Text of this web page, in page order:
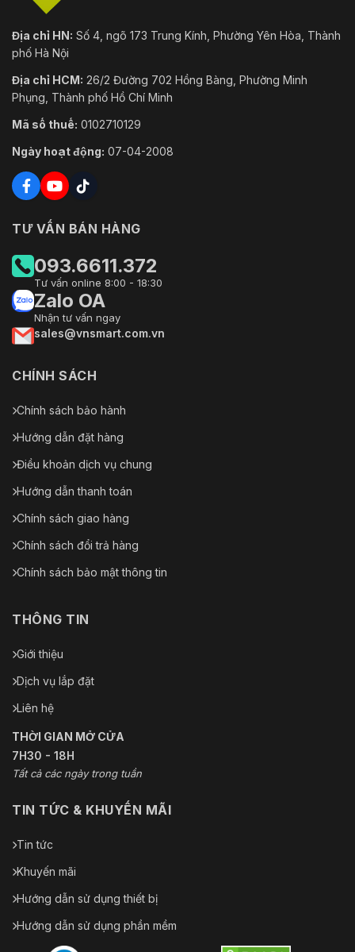
Địa chỉ HN: Số 4, ngõ 173 Trung Kính, Phường Yên Hòa, Thành
phố Hà Nội
Địa chỉ HCM: 26/2 Đường 702 Hồng Bàng, Phường Minh
Phụng, Thành phố Hồ Chí Minh
Mã số thuế: 0102710129
Ngày hoạt động: 07-04-2008
TƯ VẤN BÁN HÀNG
093.6611.372
Tư vấn online 8:00 - 18:30
Zalo OA
Nhận tư vấn ngay
sales@vnsmart.com.vn
CHÍNH SÁCH
Chính sách bảo hành
Hướng dẫn đặt hàng
Điều khoản dịch vụ chung
Hướng dẫn thanh toán
Chính sách giao hàng
Chính sách đổi trả hàng
Chính sách bảo mật thông tin
THÔNG TIN
Giới thiệu
Dịch vụ lắp đặt
Liên hệ
THỜI GIAN MỞ CỬA
7H30 - 18H
Tất cả các ngày trong tuần
TIN TỨC & KHUYẾN MÃI
Tin tức
Khuyến mãi
Hướng dẫn sử dụng thiết bị
Hướng dẫn sử dụng phần mềm